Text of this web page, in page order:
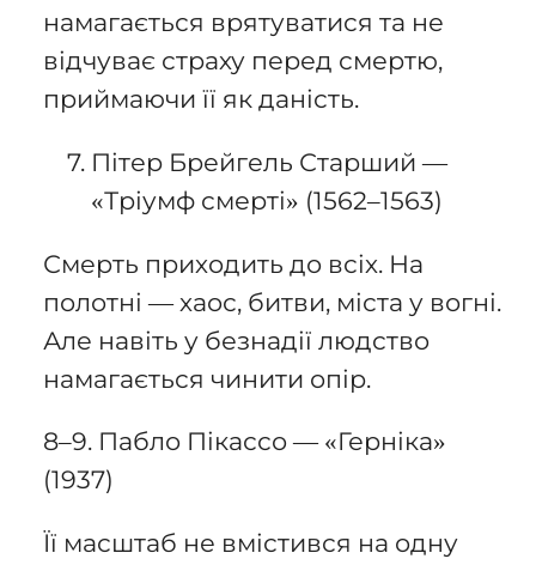
намагається врятуватися та не
відчуває страху перед смертю,
приймаючи її як даність.
Пітер Брейгель Старший —
«Тріумф смерті» (1562–1563)
Смерть приходить до всіх. На
полотні — хаос, битви, міста у вогні.
Але навіть у безнадії людство
намагається чинити опір.
8–9. Пабло Пікассо — «Герніка»
(1937)
Її масштаб не вмістився на одну